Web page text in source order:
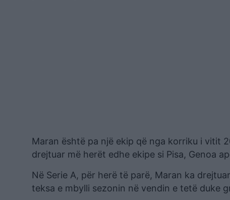
Maran është pa një ekip që nga korriku i vitit
drejtuar më herët edhe ekipe si Pisa, Genoa
Në Serie A, për herë të parë, Maran ka
teksa e mbylli sezonin në vendin e tetë duke